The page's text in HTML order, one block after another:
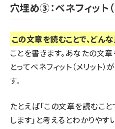
穴埋め③：ベネフィット
この文章を読むことで、どん
ことを書きます。あなたの文
とってベネフィット（メリット
す。
たとえば「この文章を読むこ
します」と考えるとわかりやす